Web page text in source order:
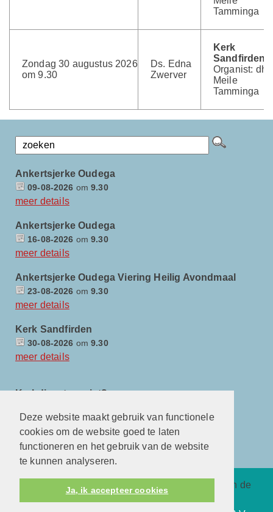
Deze website maakt gebruik van functionele
cookies om de website goed te laten
functioneren en het gebruik van de website
te kunnen analyseren.
Ja, ik accepteer cookies
Tamminga
Zondag 30 augustus 2026
om 9.30
Ds. Edna
Zwerver
Kerk
Sandfirden
Organist: dhr.
Meile
Tamminga
Ankertsjerke Oudega
09-08-2026 om9.30
meer details
Ankertsjerke Oudega
16-08-2026 om9.30
meer details
Ankertsjerke Oudega Viering Heilig Avondmaal
23-08-2026 om9.30
meer details
Kerk Sandfirden
30-08-2026 om9.30
meer details
Kerkdienst gemist?
Protestantsekerk.net is een samenwerking tussen de